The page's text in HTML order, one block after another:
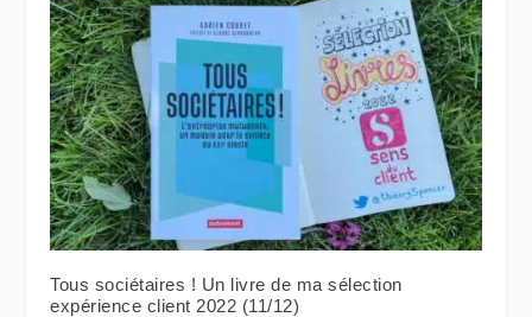
Tous sociétaires ! Un livre de ma sélection
expérience client 2022 (11/12)